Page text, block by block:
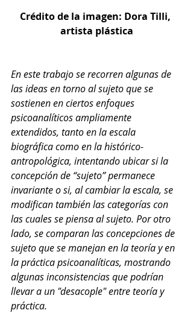
Crédito de la imagen: Dora Tilli,
artista plástica
En este trabajo se recorren algunas de
las ideas en torno al sujeto que se
sostienen en ciertos enfoques
psicoanalíticos ampliamente
extendidos, tanto en la escala
biográfica como en la histórico-
antropológica, intentando ubicar si la
concepción de “sujeto” permanece
invariante o si, al cambiar la escala, se
modifican también las categorías con
las cuales se piensa al sujeto. Por otro
lado, se comparan las concepciones de
sujeto que se manejan en la teoría y en
la práctica psicoanalíticas, mostrando
algunas inconsistencias que podrían
llevar a un "desacople" entre teoría y
práctica.